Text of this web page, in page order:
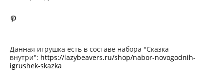
Данная игрушка есть в составе набора "Сказка
внутри": https://lazybeavers.ru/shop/nabor-novogodnih-
igrushek-skazka